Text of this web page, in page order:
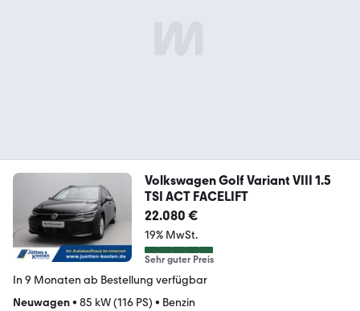
Volkswagen Golf Variant VIII 1.5
TSI ACT FACELIFT
22.080 €
19% MwSt.
Sehr guter Preis
In 9 Monaten ab Bestellung verfügbar
Neuwagen• 85 kW (116 PS) • Benzin